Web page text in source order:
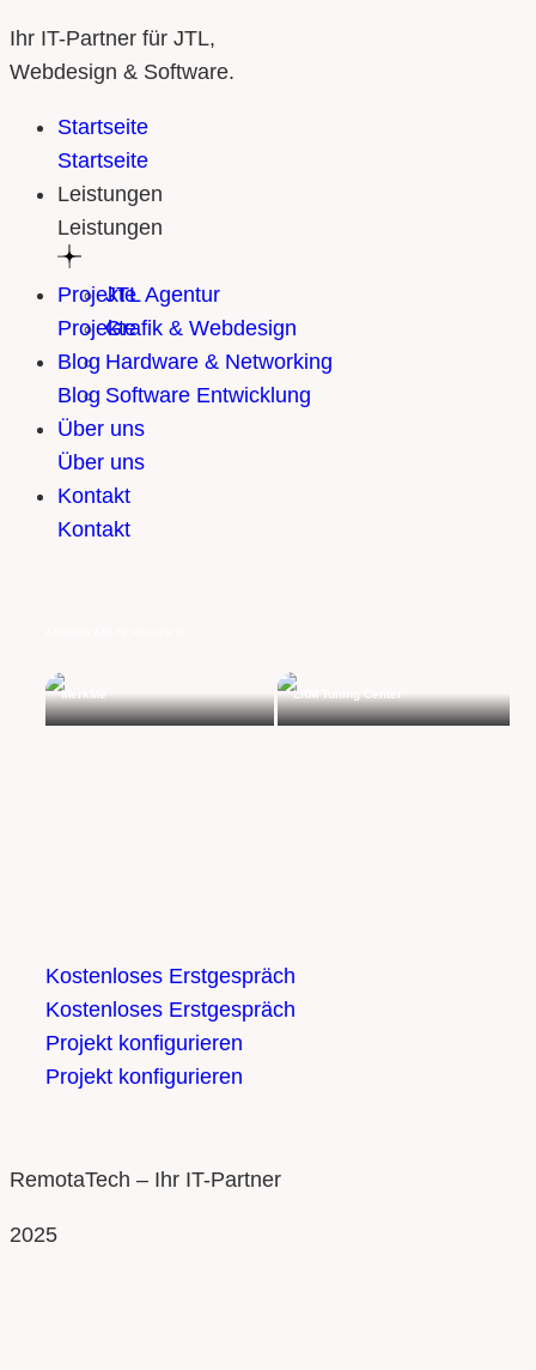
Ihr IT-Partner für JTL,
Webdesign & Software.
Startseite
Startseite
Leistungen
Leistungen
JTL Agentur
Grafik & Webdesign
Hardware & Networking
Software Entwicklung
Projekte
Projekte
Blog
Blog
Über uns
Über uns
Kontakt
Kontakt
MerkMe LKM Tuning Center
Kostenloses Erstgespräch
Kostenloses Erstgespräch
Projekt konfigurieren
Projekt konfigurieren
RemotaTech – Ihr IT-Partner
2025